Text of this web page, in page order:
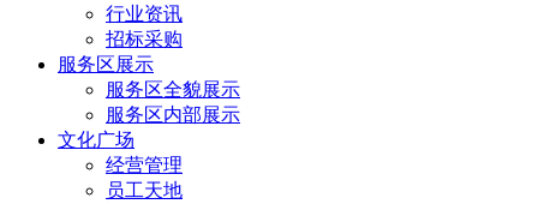
行业资讯
招标采购
服务区展示
服务区全貌展示
服务区内部展示
文化广场
经营管理
员工天地